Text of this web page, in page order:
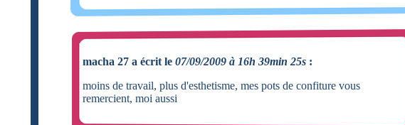
macha 27 a écrit le 07/09/2009 à 16h 39min 25s :
moins de travail, plus d'esthetisme, mes pots de confiture vous
remercient, moi aussi